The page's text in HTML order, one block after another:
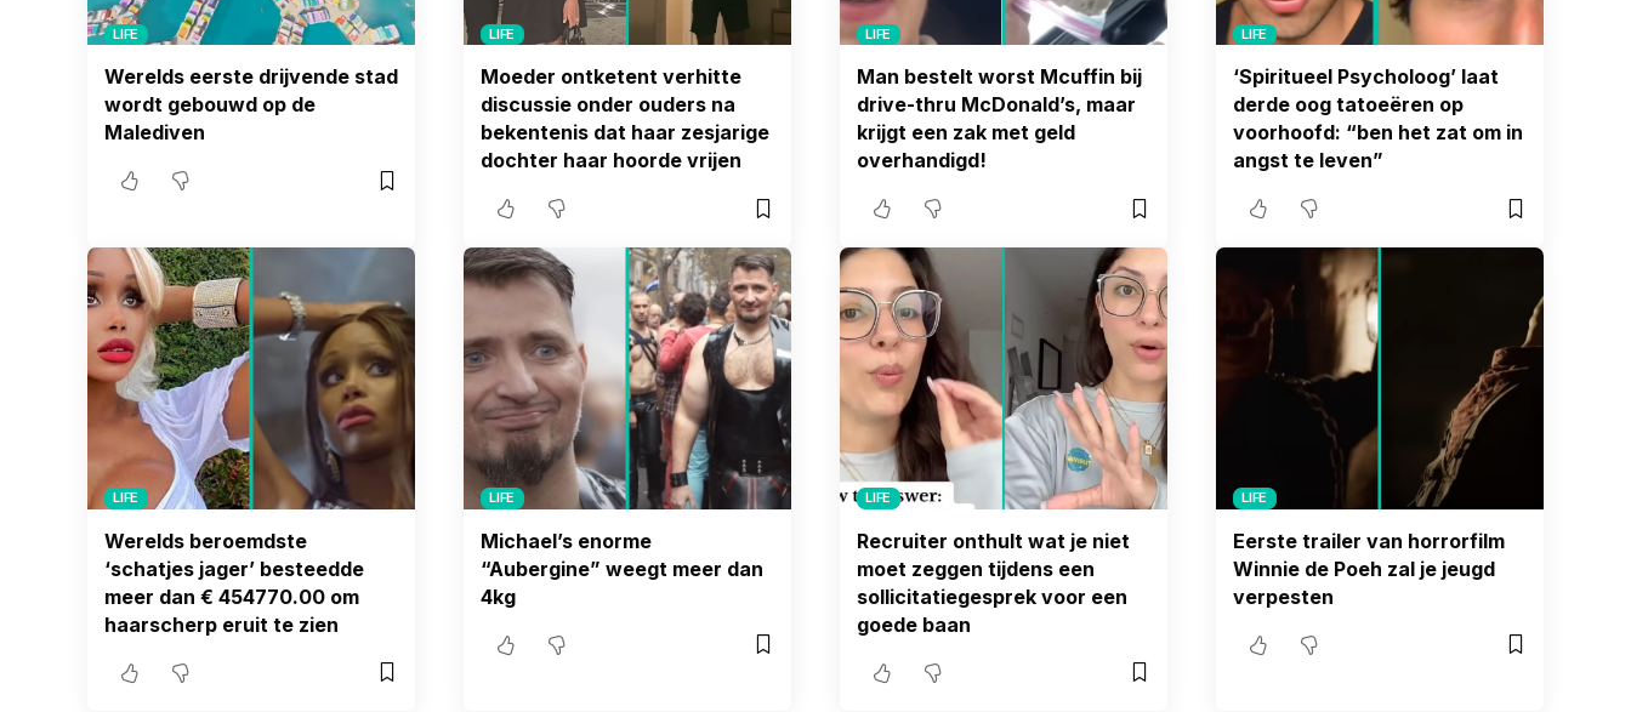
LIFE
Werelds eerste drijvende stad
wordt gebouwd op de
Malediven
LIFE
Moeder ontketent verhitte
discussie onder ouders na
bekentenis dat haar zesjarige
dochter haar hoorde vrijen
LIFE
Man bestelt worst Mcuffin bij
drive-thru McDonald’s, maar
krijgt een zak met geld
overhandigd!
LIFE
‘Spiritueel Psycholoog’ laat
derde oog tatoeëren op
voorhoofd: “ben het zat om in
angst te leven”
LIFE
Werelds beroemdste
‘schatjes jager’ besteedde
meer dan € 454770.00 om
haarscherp eruit te zien
LIFE
Michael’s enorme
“Aubergine” weegt meer dan
4kg
LIFE
Recruiter onthult wat je niet
moet zeggen tijdens een
sollicitatiegesprek voor een
goede baan
LIFE
Eerste trailer van horrorfilm
Winnie de Poeh zal je jeugd
verpesten